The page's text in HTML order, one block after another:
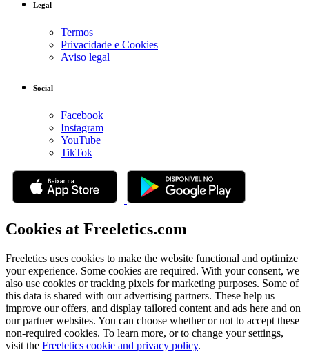
Legal
Termos
Privacidade e Cookies
Aviso legal
Social
Facebook
Instagram
YouTube
TikTok
Cookies at Freeletics.com
Freeletics uses cookies to make the website functional and optimize
your experience. Some cookies are required. With your consent, we
also use cookies or tracking pixels for marketing purposes. Some of
this data is shared with our advertising partners. These help us
improve our offers, and display tailored content and ads here and on
our partner websites. You can choose whether or not to accept these
non-required cookies. To learn more, or to change your settings,
visit the Freeletics cookie and privacy policy.